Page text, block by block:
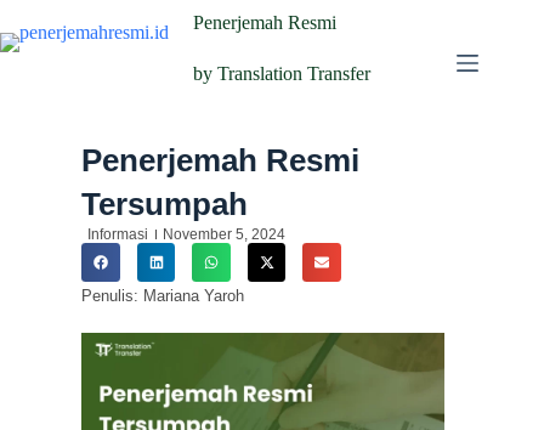
Penerjemah Resmi
by Translation Transfer
Penerjemah Resmi
Tersumpah
Informasi November 5, 2024
Penulis: Mariana Yaroh